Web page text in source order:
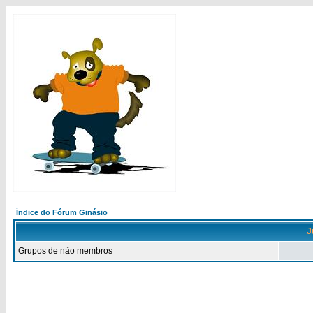
Índice do Fórum Ginásio
Grupos de não membros